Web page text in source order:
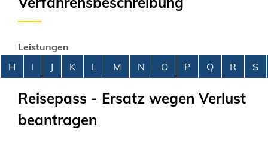
Leistungen
Alphabetisches Register überspringen
H I J K L M N O P Q R S
Reisepass - Ersatz wegen Verlust
beantragen